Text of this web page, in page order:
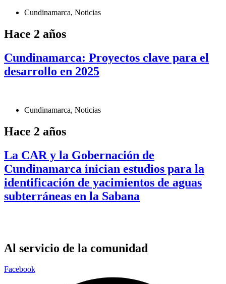
Cundinamarca, Noticias
Hace 2 años
Cundinamarca: Proyectos clave para el
desarrollo en 2025
Cundinamarca, Noticias
Hace 2 años
La CAR y la Gobernación de
Cundinamarca inician estudios para la
identificación de yacimientos de aguas
subterráneas en la Sabana
Al servicio de la comunidad
Facebook